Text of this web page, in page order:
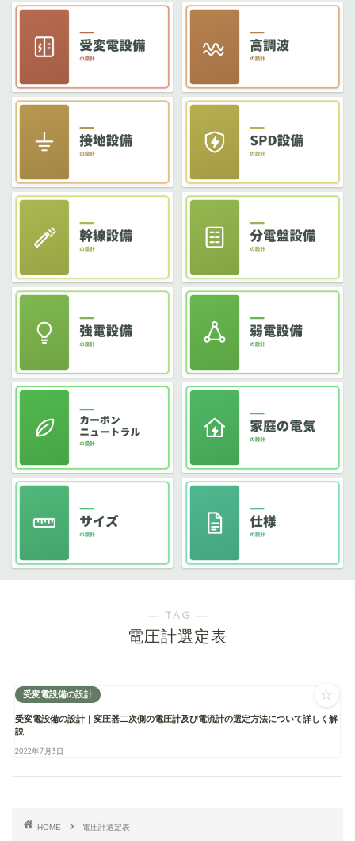
― TAG ―
電圧計選定表
受変電設備の設計
受変電設備の設計｜変圧器二次側の電圧計及び電流計の選定方法について詳しく解
説
2022年7月3日
☆
HOME 電圧計選定表